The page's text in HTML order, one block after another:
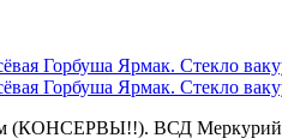
(КОНСЕРВЫ!!). ВСД Меркурий